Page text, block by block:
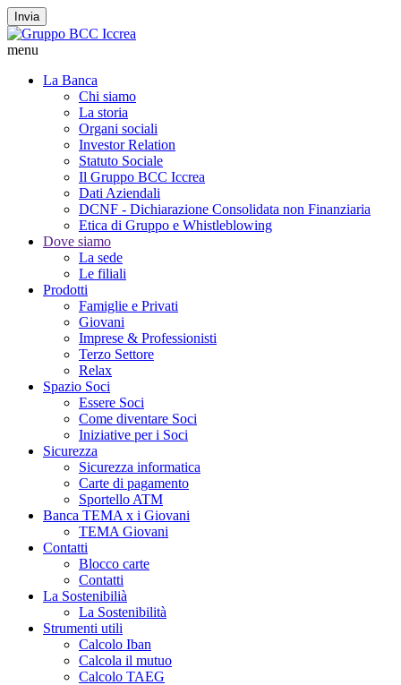
Invia
menu
La Banca
Chi siamo
La storia
Organi sociali
Investor Relation
Statuto Sociale
Il Gruppo BCC Iccrea
Dati Aziendali
DCNF - Dichiarazione Consolidata non Finanziaria
Etica di Gruppo e Whistleblowing
Dove siamo
La sede
Le filiali
Prodotti
Famiglie e Privati
Giovani
Imprese & Professionisti
Terzo Settore
Relax
Spazio Soci
Essere Soci
Come diventare Soci
Iniziative per i Soci
Sicurezza
Sicurezza informatica
Carte di pagamento
Sportello ATM
Banca TEMA x i Giovani
TEMA Giovani
Contatti
Blocco carte
Contatti
La Sostenibilià
La Sostenibilità
Strumenti utili
Calcolo Iban
Calcola il mutuo
Calcolo TAEG